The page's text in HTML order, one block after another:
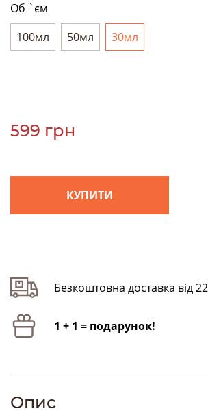
Об `єм
100мл
50мл 30мл
599 грн
КУПИТИ
Безкоштовна доставка від
1 + 1 = подарунок!
Опис